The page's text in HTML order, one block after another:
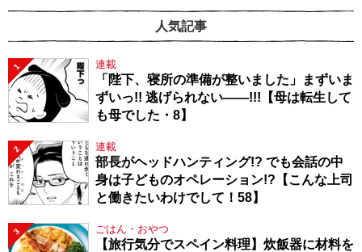
人気記事
1 連載
「陛下、寝所の準備が整いました」まずいま
ずいっ!! 逃げられない――!!!【母は転生して
も母でした・8】
2 連載
部長がヘッドハンティング!? でも会話の中
身は子どものオペレーション!?【こんな上司
と働きたいわけでして！58】
3 ごはん・おやつ
【旅行気分でスペイン料理】炊飯器に材料を